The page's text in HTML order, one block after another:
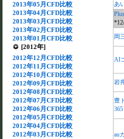
2013年05月CFD比較
2013年04月CFD比較
2013年03月CFD比較
2013年02月CFD比較
2013年01月CFD比較
[2012年]
2012年12月CFD比較
2012年11月CFD比較
2012年10月CFD比較
2012年09月CFD比較
2012年08月CFD比較
2012年07月CFD比較
2012年06月CFD比較
2012年05月CFD比較
2012年04月CFD比較
2012年03月CFD比較
あ
岡
AI
岩
豊
365
au